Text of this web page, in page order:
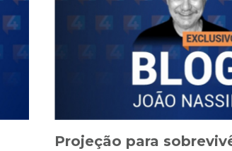
Projeção para